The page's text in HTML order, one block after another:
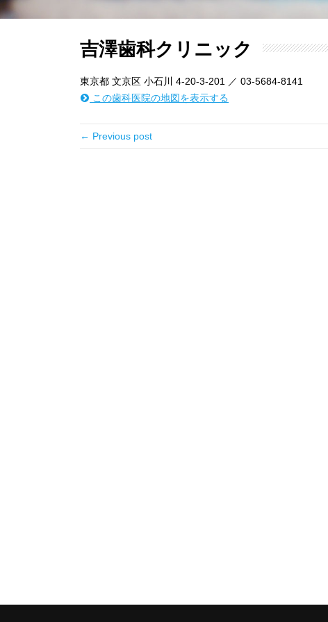
吉澤歯科クリニック
東京都 文京区 小石川 4-20-3-201 ／ 03-5684-8141
この歯科医院の地図を表示する
← Previous post